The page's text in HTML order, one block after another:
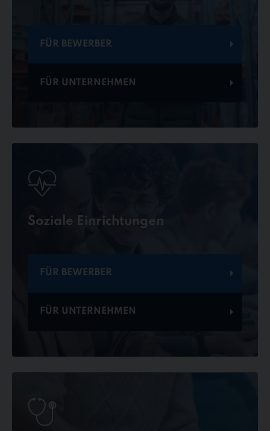
FÜR BEWERBER
FÜR UNTERNEHMEN
Soziale Einrichtungen
FÜR BEWERBER
FÜR UNTERNEHMEN